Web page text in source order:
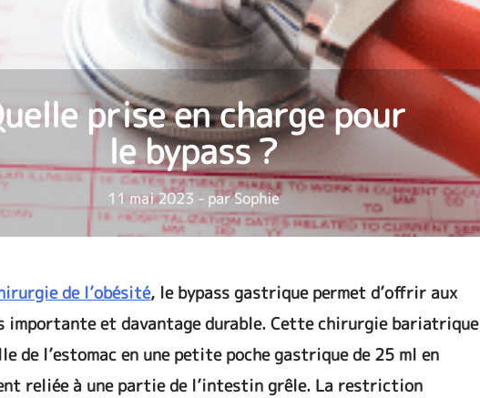
prise en charge pour
le bypass ?
11 mai 2023 - par Sophie
de l’obésité, le bypass gastrique permet d’offrir aux
importante et davantage durable. Cette chirurgie bariatrique
de l’estomac en une petite poche gastrique de 25 ml en
reliée à une partie de l’intestin grêle. La restriction